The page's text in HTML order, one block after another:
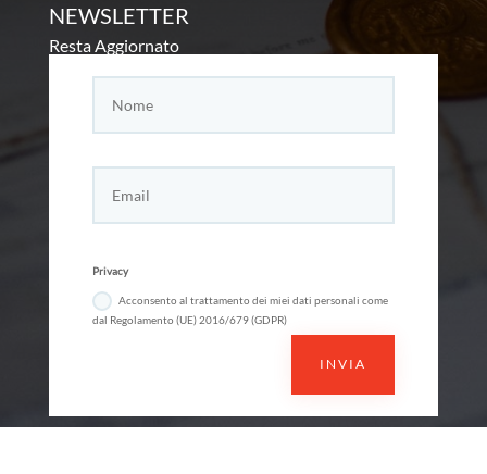
NEWSLETTER
Resta Aggiornato
Privacy
Acconsento al trattamento dei miei dati personali come
dal Regolamento (UE) 2016/679 (GDPR)
INVIA